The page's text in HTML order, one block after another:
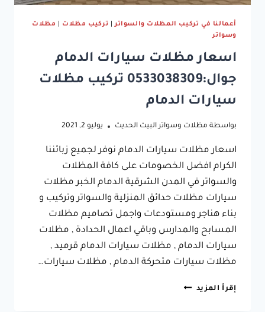
أعمالنا في تركيب المظلات والسواتر| تركيب مظلات
مظلات
وسواتر
اسعار مظلات سيارات الدمام
جوال:0533038309 تركيب مظلات
سيارات الدمام
بواسطة مظلات وسواتر البيت الحديث يوليو 2, 2021
اسعار مظلات سيارات الدمام نوفر لجميع زبائننا
الكرام افضل الخصومات على كافة المظلات
والسواتر في المدن الشرقية الدمام الخبر مظلات
سيارات مظلات حدائق المنزلية والسواتر وتركيب و
بناء هناجر ومستودعات واجمل تصاميم مظلات
المسابح والمدارس وباقي اعمال الحدادة , مظلات
سيارات الدمام , مظلات سيارات الدمام قرميد ,
مظلات سيارات متحركة الدمام , مظلات سيارات…
إقرأ المزيد اسعار